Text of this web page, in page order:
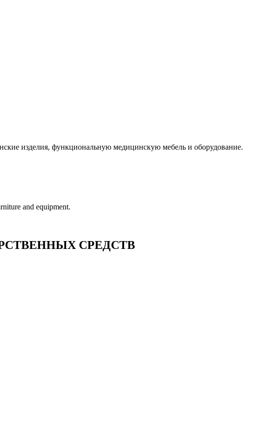
изделия, функциональную медицинскую мебель и оборудование.
and equipment.
СРЕДСТВ